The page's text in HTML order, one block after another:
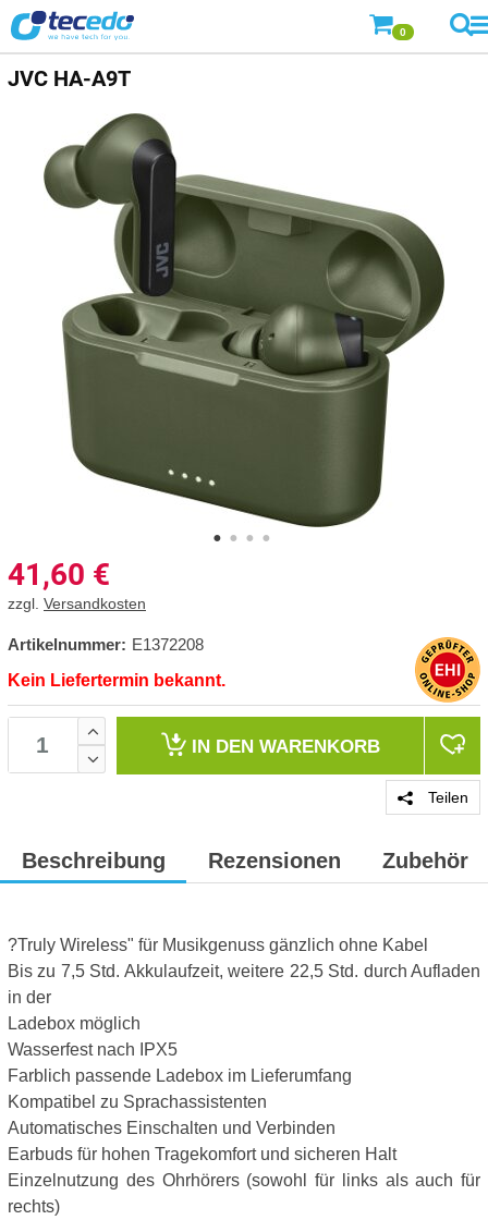
0
JVC HA-A9T
41,60 €
zzgl. Versandkosten
Artikelnummer: E1372208
Kein Liefertermin bekannt.
IN DEN WARENKORB
Teilen
Beschreibung Rezensionen Zubehör
?Truly Wireless" für Musikgenuss gänzlich ohne Kabel
Bis zu 7,5 Std. Akkulaufzeit, weitere 22,5 Std. durch Aufladen
in der
Ladebox möglich
Wasserfest nach IPX5
Farblich passende Ladebox im Lieferumfang
Kompatibel zu Sprachassistenten
Automatisches Einschalten und Verbinden
Earbuds für hohen Tragekomfort und sicheren Halt
Einzelnutzung des Ohrhörers (sowohl für links als auch für
rechts)